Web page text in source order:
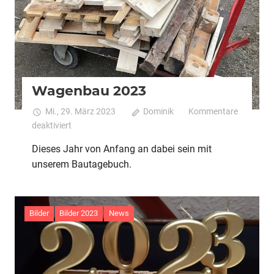
Wagenbau 2023
Mi., 29. März 2023 Dominik
Kommentare
deaktiviert
2023
Dieses Jahr von Anfang an dabei sein mit
unserem Bautagebuch.
Bilder Bilder 2023 News